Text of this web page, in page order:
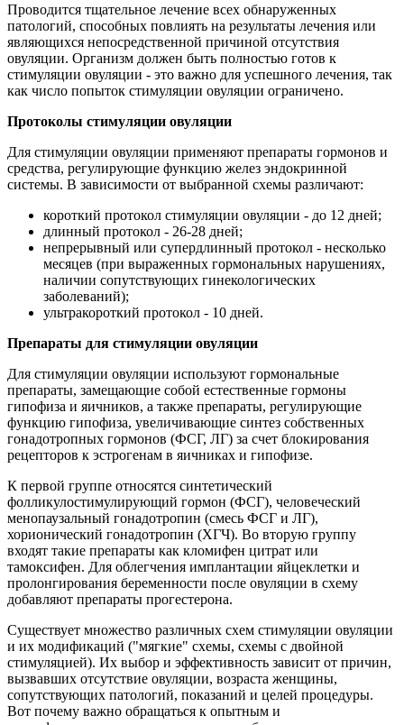
Проводится тщательное лечение всех обнаруженных
патологий, способных повлиять на результаты лечения или
являющихся непосредственной причиной отсутствия
овуляции. Организм должен быть полностью готов к
стимуляции овуляции - это важно для успешного лечения, так
как число попыток стимуляции овуляции ограничено.
Протоколы стимуляции овуляции
Для стимуляции овуляции применяют препараты гормонов и
средства, регулирующие функцию желез эндокринной
системы. В зависимости от выбранной схемы различают:
короткий протокол стимуляции овуляции - до 12 дней;
длинный протокол - 26-28 дней;
непрерывный или супердлинный протокол - несколько
месяцев (при выраженных гормональных нарушениях,
наличии сопутствующих гинекологических
заболеваний);
ультракороткий протокол - 10 дней.
Препараты для стимуляции овуляции
Для стимуляции овуляции используют гормональные
препараты, замещающие собой естественные гормоны
гипофиза и яичников, а также препараты, регулирующие
функцию гипофиза, увеличивающие синтез собственных
гонадотропных гормонов (ФСГ, ЛГ) за счет блокирования
рецепторов к эстрогенам в яичниках и гипофизе.
К первой группе относятся синтетический
фолликулостимулирующий гормон (ФСГ), человеческий
менопаузальный гонадотропин (смесь ФСГ и ЛГ),
хорионический гонадотропин (ХГЧ). Во вторую группу
входят такие препараты как кломифен цитрат или
тамоксифен. Для облегчения имплантации яйцеклетки и
пролонгирования беременности после овуляции в схему
добавляют препараты прогестерона.
Существует множество различных схем стимуляции овуляции
и их модификаций ("мягкие" схемы, схемы с двойной
стимуляцией). Их выбор и эффективность зависит от причин,
вызвавших отсутствие овуляции, возраста женщины,
сопутствующих патологий, показаний и целей процедуры.
Вот почему важно обращаться к опытным и